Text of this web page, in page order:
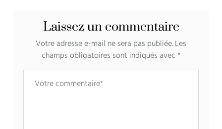
Laissez un commentaire
Votre adresse e-mail ne sera pas publiée.Les
champs obligatoires sont indiqués avec*